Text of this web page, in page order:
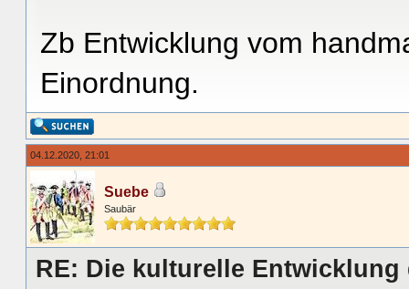
Zb Entwicklung vom
Einordnung.
04.12.2020, 21:01
Suebe
Saubär
RE: Die kulturelle Entwicklung